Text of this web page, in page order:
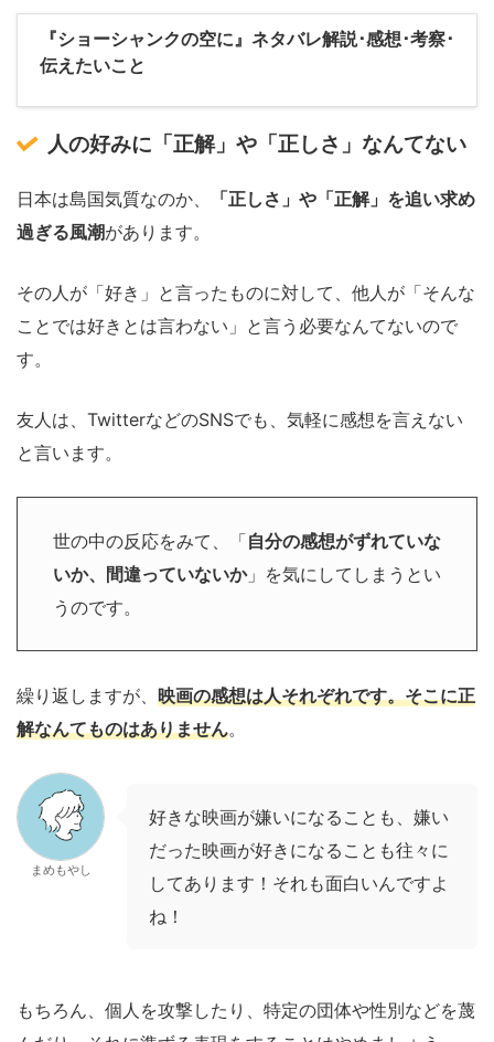
『ショーシャンクの空に』ネタバレ解説･感想･考察･
伝えたいこと
人の好みに「正解」や「正しさ」なんてない
日本は島国気質なのか、
「正しさ」や「正解」を追い求め
過ぎる風潮があります。
その人が「好き」と言ったものに対して、他人が「そんな
ことでは好きとは言わない」と言う必要なんてないので
す。
友人は、TwitterなどのSNSでも、気軽に感想を言えない
と言います。
世の中の反応をみて、「自分の感想がずれていな
いか、間違っていないか」を気にしてしまうとい
うのです。
繰り返しますが、 映画の感想は人それぞれです。そこに正
解なんてものはありません。
まめもやし
好きな映画が嫌いになることも、嫌い
だった映画が好きになることも往々に
してあります！それも面白いんですよ
ね！
もちろん、個人を攻撃したり、特定の団体や性別などを蔑